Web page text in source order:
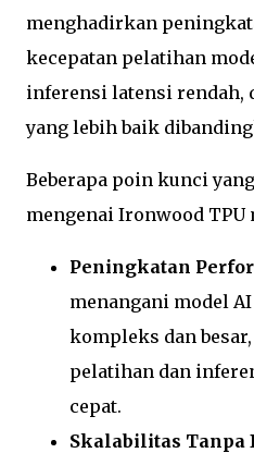
menghadirkan
kecepatan pelatihan
inferensi latensi rendah,
yang lebih baik
Beberapa poin kunci
mengenai Ironwood TPU
Peningkatan
menangani model
kompleks dan
pelatihan dan
cepat.
Skalabilitas Tanpa